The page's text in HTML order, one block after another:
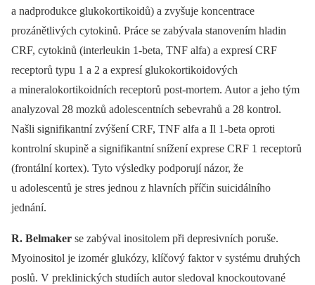
a nadprodukce glukokortikoidů) a zvyšuje koncentrace
prozánětlivých cytokinů. Práce se zabývala stanovením hladin
CRF, cytokinů (interleukin 1-beta, TNF alfa) a expresí CRF
receptorů typu 1 a 2 a expresí glukokortikoidových
a mineralokortikoidních receptorů post-mortem. Autor a jeho tým
analyzoval 28 mozků adolescentních sebevrahů a 28 kontrol.
Našli signifikantní zvýšení CRF, TNF alfa a Il 1-beta oproti
kontrolní skupině a signifikantní snížení exprese CRF 1 receptorů
(frontální kortex). Tyto výsledky podporují názor, že
u adolescentů je stres jednou z hlavních příčin suicidálního
jednání.
R. Belmaker se zabýval inositolem při depresivních poruše.
Myoinositol je izomér glukózy, klíčový faktor v systému druhých
poslů. V preklinických studiích autor sledoval knockoutované